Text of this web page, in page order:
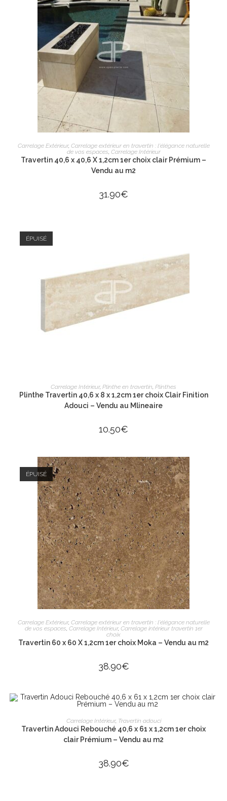
AJOUTER AU PANIER
Carrelage Extérieur, Carrelage extérieur en travertin : l'élégance naturelle
de vos espaces, Carrelage Intérieur
Travertin 40,6 x 40,6 X 1,2cm 1er choix clair Prémium –
Vendu au m2
31.90€
ÉPUISÉ
LIRE LA SUITE
Carrelage Intérieur, Plinthe en travertin, Plinthes
Plinthe Travertin 40,6 x 8 x 1,2cm 1er choix Clair Finition
Adouci – Vendu au Mlineaire
10.50€
ÉPUISÉ
LIRE LA SUITE
Carrelage Extérieur, Carrelage extérieur en travertin : l'élégance naturelle
de vos espaces, Carrelage Intérieur, Carrelage intérieur travertin 1er
choix
Travertin 60 x 60 X 1,2cm 1er choix Moka – Vendu au m2
38.90€
AJOUTER AU PANIER
Carrelage Intérieur, Travertin adouci
Travertin Adouci Rebouché 40,6 x 61 x 1,2cm 1er choix
clair Prémium – Vendu au m2
38.90€